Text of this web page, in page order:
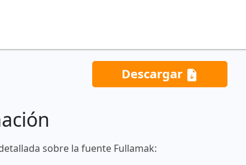
Descargar
sobre la fuente Fullamak: